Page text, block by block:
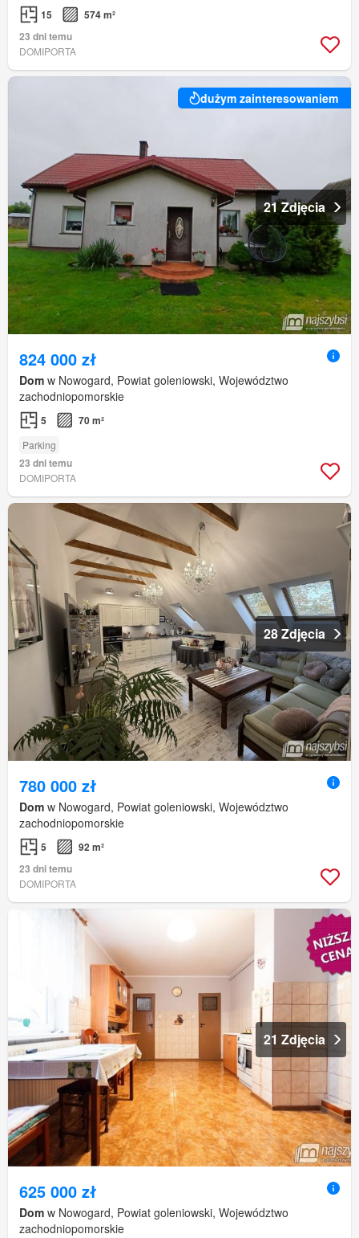
15
574 m²
23 dni temu
DOMIPORTA
dużym zainteresowaniem
21 Zdjęcia
824 000 zł
Dom w Nowogard, Powiat goleniowski, Województwo
zachodniopomorskie
5 70 m²
Parking
23 dni temu
DOMIPORTA
28 Zdjęcia
780 000 zł
Dom w Nowogard, Powiat goleniowski, Województwo
zachodniopomorskie
5
92 m²
23 dni temu
DOMIPORTA
21 Zdjęcia
625 000 zł
Dom w Nowogard, Powiat goleniowski, Województwo
zachodniopomorskie